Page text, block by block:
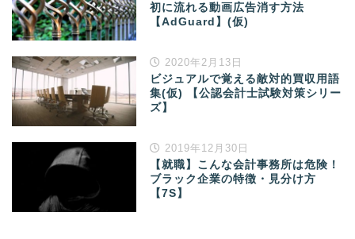
初に流れる動画広告消す方法
【AdGuard】(仮)
2020年2月13日
ビジュアルで覚える敵対的買収用語
集(仮) 【公認会計士試験対策シリー
ズ】
2019年12月30日
【就職】こんな会計事務所は危険！
ブラック企業の特徴・見分け方
【7S】